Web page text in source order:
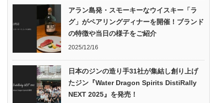
アラン島発・スモーキーなウイスキー「ラ
グ」がペアリングディナーを開催！ブランド
の特徴や当日の様子をご紹介
2025/12/16
日本のジンの造り手31社が集結し創り上げ
たジン『Water Dragon Spirits DistiRally
NEXT 2025』を発売！